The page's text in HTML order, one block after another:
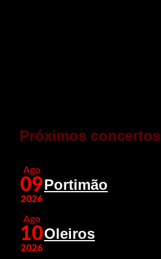
Próximos concertos
Ago
09
2026
Portimão
Ago
10
2026
Oleiros